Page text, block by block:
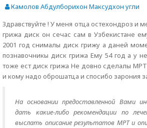
Камолов Абдулборихон Максудхон угли
Здравствуйте ! У меня отца остехондроз и
грижа диск он сечас сам в Узбекистане
2001 год снималы диск грижу а даней
познавочникы диск грижа Ему 54 год а у
тоже ест диск грижа Не довно сделалы МРТ
и кому надо оброшатца и спосибо зарония
На основании предоставленной Вами
дать какие-либо рекомендации по
выслать описание результатов МРТ и